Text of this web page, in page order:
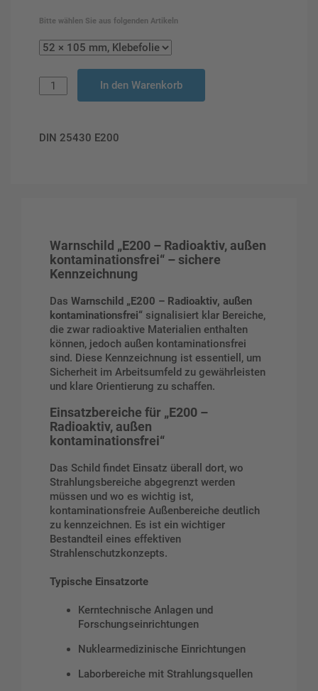
Bitte wählen Sie aus folgenden Artikeln
In den Warenkorb
DIN 25430 E200
Warnschild „E200 – Radioaktiv, außen
kontaminationsfrei“ – sichere
Kennzeichnung
Das Warnschild „E200 – Radioaktiv, außen
kontaminationsfrei“ signalisiert klar Bereiche,
die zwar radioaktive Materialien enthalten
können, jedoch außen kontaminationsfrei
sind. Diese Kennzeichnung ist essentiell, um
Sicherheit im Arbeitsumfeld zu gewährleisten
und klare Orientierung zu schaffen.
Einsatzbereiche für „E200 –
Radioaktiv, außen
kontaminationsfrei“
Das Schild findet Einsatz überall dort, wo
Strahlungsbereiche abgegrenzt werden
müssen und wo es wichtig ist,
kontaminationsfreie Außenbereiche deutlich
zu kennzeichnen. Es ist ein wichtiger
Bestandteil eines effektiven
Strahlenschutzkonzepts.
Typische Einsatzorte
Kerntechnische Anlagen und
Forschungseinrichtungen
Nuklearmedizinische Einrichtungen
Laborbereiche mit Strahlungsquellen